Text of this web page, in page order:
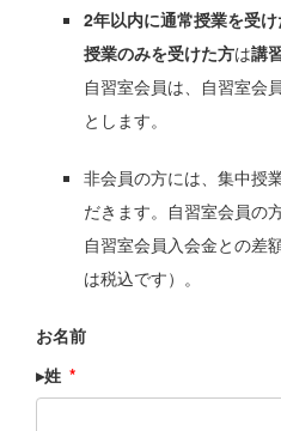
2年以内に通常授業を受
授業のみを受けた方は講
自習室会員は、自習室会
とします。
非会員の方には、集中授
だきます。自習室会員の
自習室会員入会金との差
は税込です）。
お名前
▸姓 *